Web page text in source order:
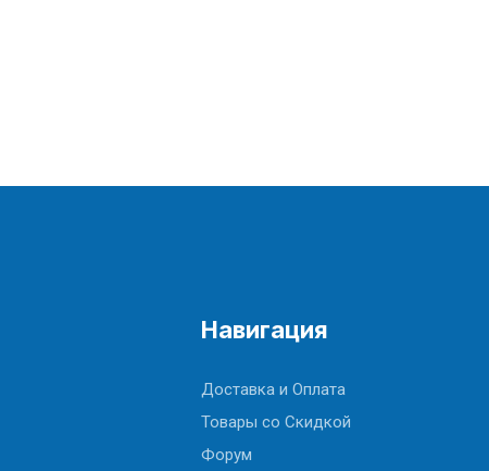
Навигация
Доставка и Оплата
Товары со Скидкой
Форум